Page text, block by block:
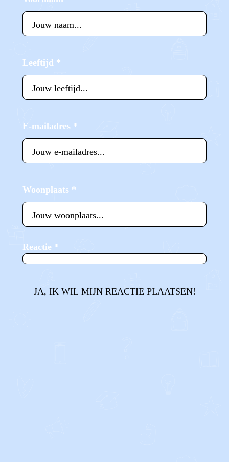
Leeftijd *
E-mailadres *
Woonplaats *
Reactie *
JA, IK WIL MIJN REACTIE PLAATSEN!